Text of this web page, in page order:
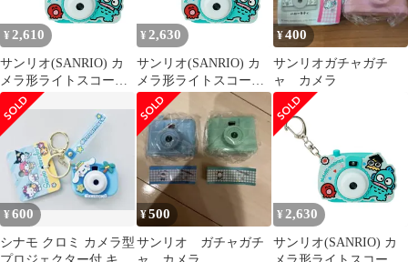
¥ 2,610
サンリオ(SANRIO) カ
メラ形ライトスコープ
キーホルダー（ミニチ
ュアトイ） ハンギョド
ン ABS樹脂・PVC
073954 [ハンギョドン]
¥ 2,630
サンリオ(SANRIO) カ
メラ形ライトスコープ
キーホルダー（ミニチ
ュアトイ） ハンギョド
ン ABS樹脂・PVC
073954 [ハンギョドン]
¥400
サンリオガチャガチ
ャ カメラ
¥600
シナモ クロミ カメラ型
¥500
サンリオ ガチャガチ
¥ 2,630
サンリオ(SANRIO) カ